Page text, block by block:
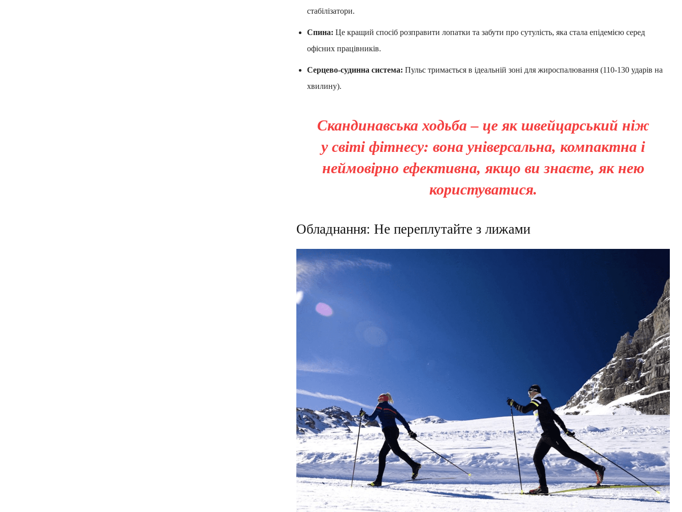
стабілізатори.
Спина: Це кращий спосіб розправити лопатки та забути про сутулість, яка стала епідемією серед
офісних працівників.
Серцево-судинна система: Пульс тримається в ідеальній зоні для жироспалювання (110-130 ударів на
хвилину).
Скандинавська ходьба – це як швейцарський ніж
у світі фітнесу: вона універсальна, компактна і
неймовірно ефективна, якщо ви знаєте, як нею
користуватися.
Обладнання: Не переплутайте з лижами